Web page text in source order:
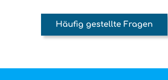
Häufig gestellte Fragen